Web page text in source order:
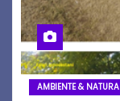
AMBIENTE & NATURA